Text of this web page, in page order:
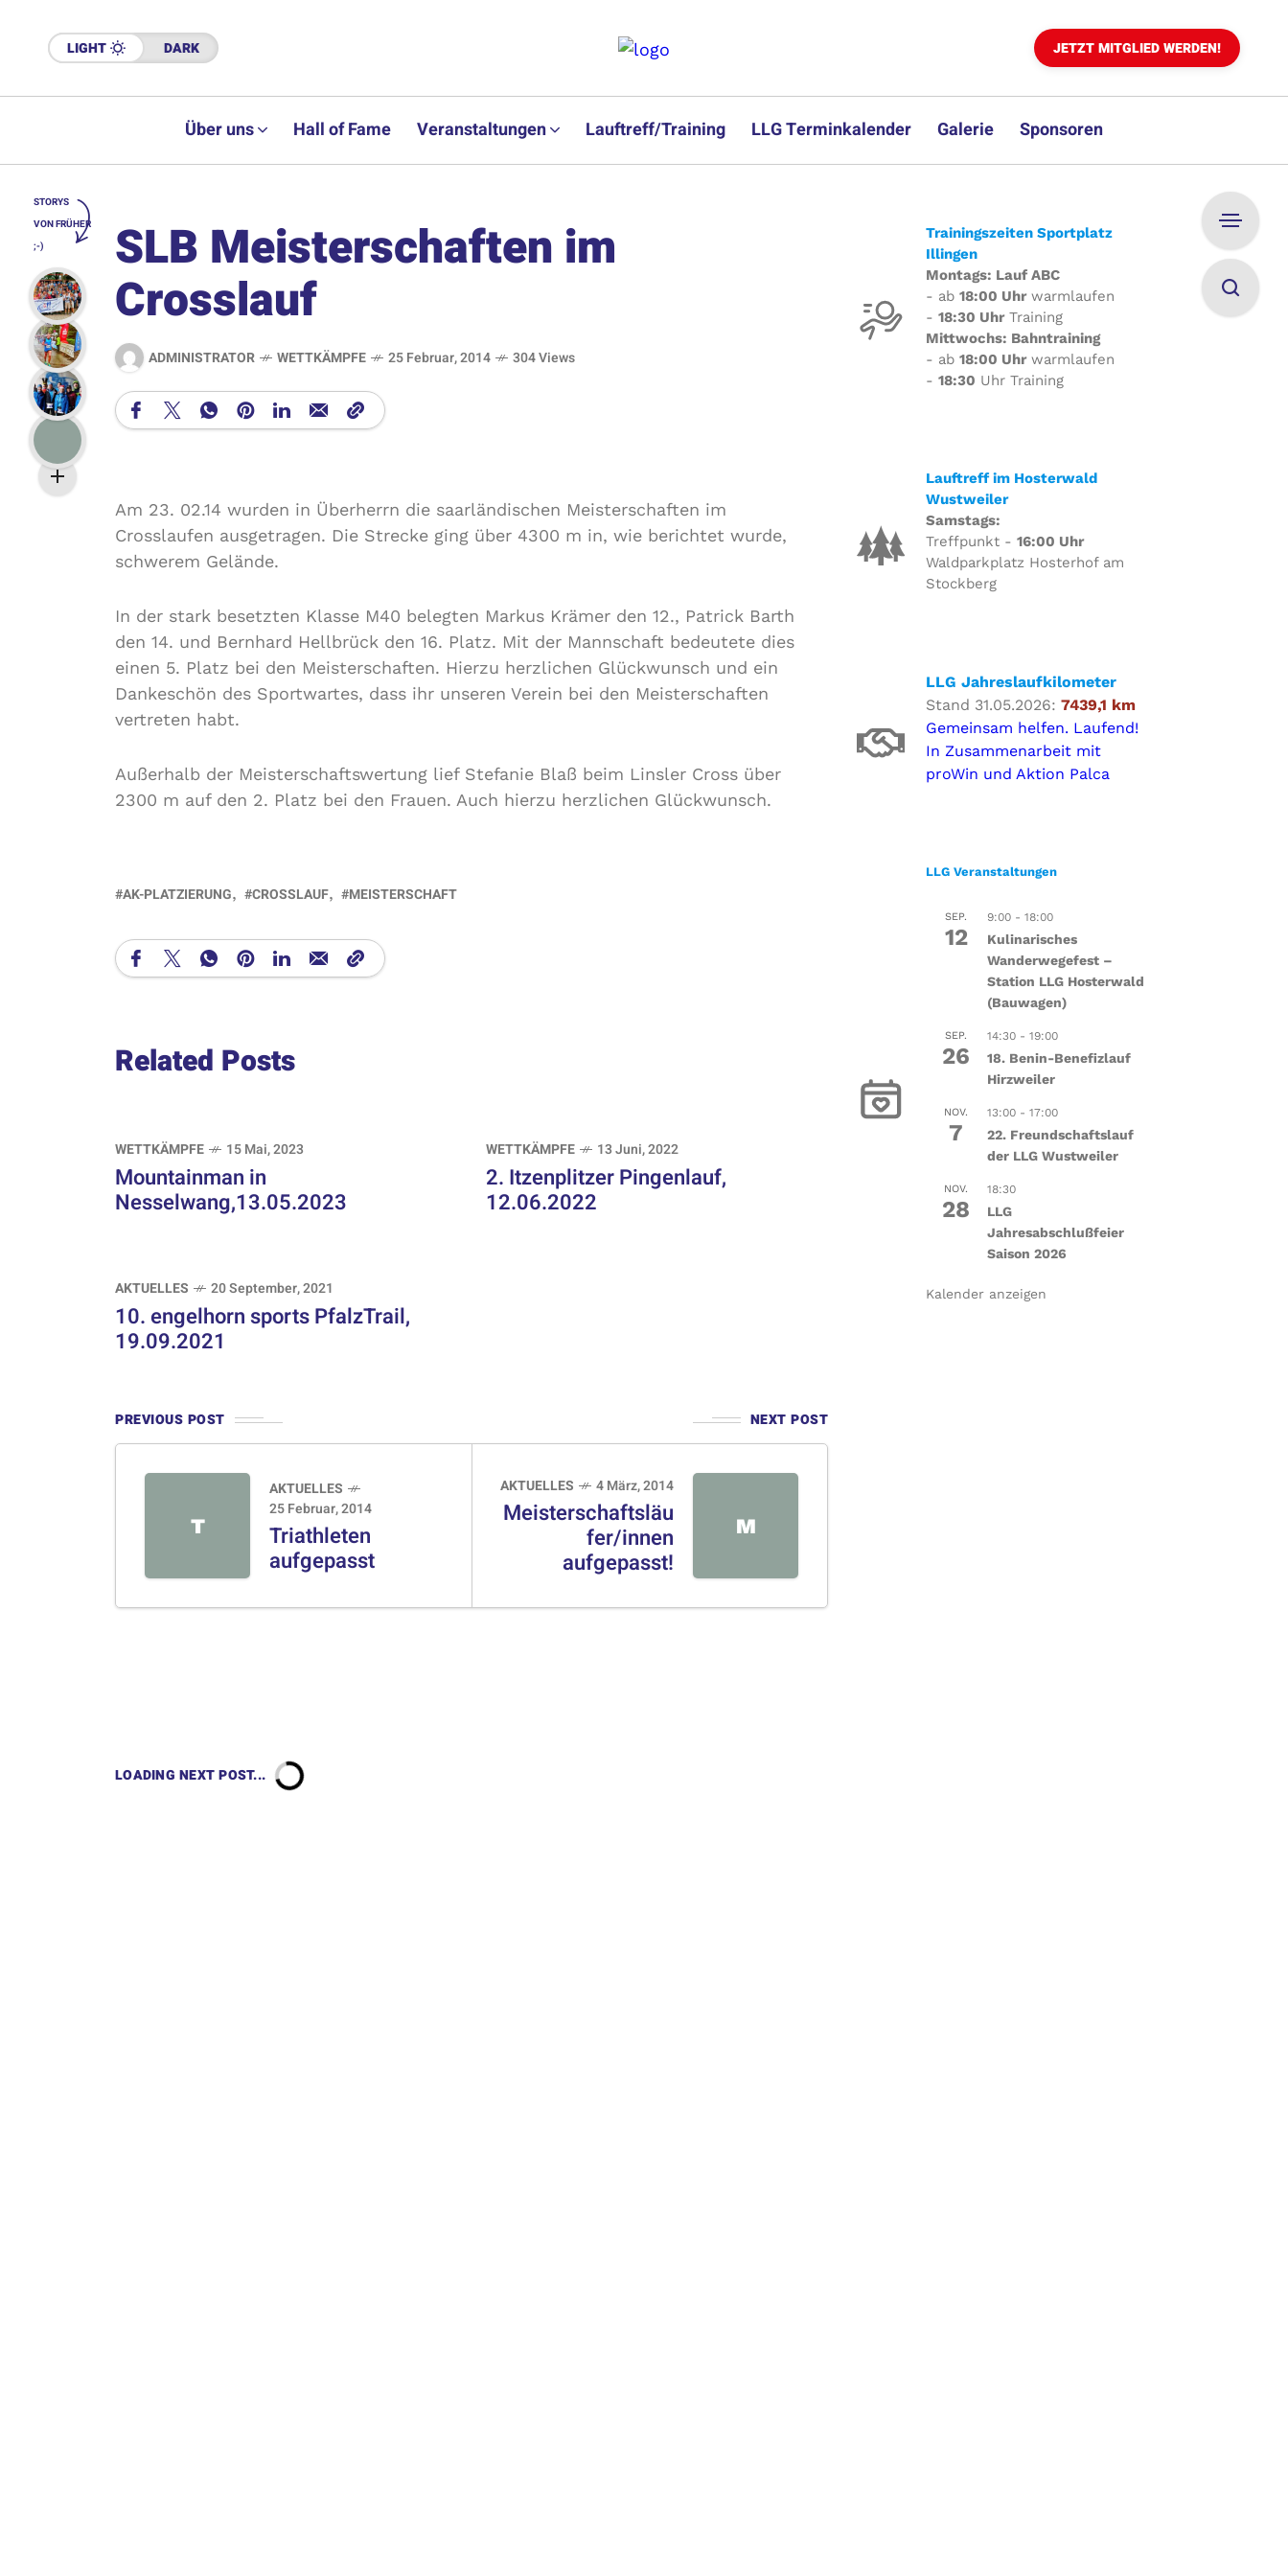
LIGHT DARK JETZT MITGLIED WERDEN!
Über uns Hall of Fame Veranstaltungen Lauftreff/Training LLG Terminkalender Galerie Sponsoren
SLB Meisterschaften im
Crosslauf
ADMINISTRATOR WETTKÄMPFE 25 Februar, 2014 304 Views
Am 23. 02.14 wurden in Überherrn die saarländischen Meisterschaften im
Crosslaufen ausgetragen. Die Strecke ging über 4300 m in, wie berichtet wurde,
schwerem Gelände.
In der stark besetzten Klasse M40 belegten Markus Krämer den 12., Patrick Barth
den 14. und Bernhard Hellbrück den 16. Platz. Mit der Mannschaft bedeutete dies
einen 5. Platz bei den Meisterschaften. Hierzu herzlichen Glückwunsch und ein
Dankeschön des Sportwartes, dass ihr unseren Verein bei den Meisterschaften
vertreten habt.
Außerhalb der Meisterschaftswertung lief Stefanie Blaß beim Linsler Cross über
2300 m auf den 2. Platz bei den Frauen. Auch hierzu herzlichen Glückwunsch.
AK-PLATZIERUNG CROSSLAUF MEISTERSCHAFT
Related Posts
WETTKÄMPFE 15 Mai, 2023
Mountainman in
Nesselwang,13.05.2023
WETTKÄMPFE 13 Juni, 2022
2. Itzenplitzer Pingenlauf,
12.06.2022
AKTUELLES 20 September, 2021
10. engelhorn sports PfalzTrail,
19.09.2021
PREVIOUS POST NEXT POST
T
AKTUELLES
25 Februar, 2014
Triathleten
aufgepasst
M
AKTUELLES 4 März, 2014
Meisterschaftsläu
fer/innen
aufgepasst!
Trainingszeiten Sportplatz
Illingen
Montags: Lauf ABC
- ab 18:00 Uhrwarmlaufen
- 18:30 UhrTraining
Mittwochs: Bahntraining
- ab 18:00 Uhrwarmlaufen
- 18:30 Uhr Training
Lauftreff im Hosterwald
Wustweiler
Samstags:
Treffpunkt - 16:00 Uhr
Waldparkplatz Hosterhof am
Stockberg
LLG Jahreslaufkilometer
Stand 31.05.2026: 7439,1 km
Gemeinsam helfen. Laufend!
In Zusammenarbeit mit
proWin und Aktion Palca
LLG Veranstaltungen
SEP.
12
9:00- 18:00
Kulinarisches
Wanderwegefest –
Station LLG Hosterwald
(Bauwagen)
SEP.
26
14:30- 19:00
18. Benin-Benefizlauf
Hirzweiler
NOV.
7
13:00- 17:00
22. Freundschaftslauf
der LLG Wustweiler
NOV.
28
18:30
LLG
Jahresabschlußfeier
Saison 2026
Kalender anzeigen
LOADING NEXT POST...
STORYS
VON FRÜHER
;-)